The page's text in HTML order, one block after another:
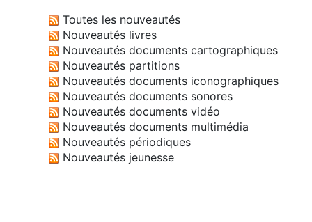
Toutes les nouveautés
Nouveautés livres
Nouveautés documents cartographiques
Nouveautés partitions
Nouveautés documents iconographiques
Nouveautés documents sonores
Nouveautés documents vidéo
Nouveautés documents multimédia
Nouveautés périodiques
Nouveautés jeunesse